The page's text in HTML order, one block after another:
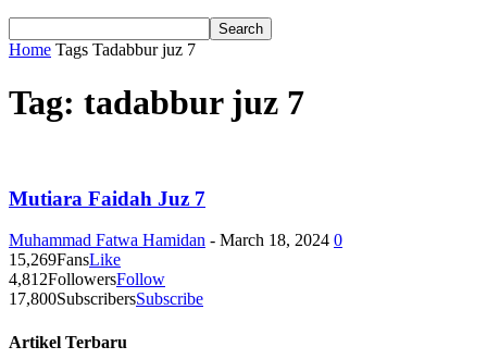
Home Tags Tadabbur juz 7
Tag: tadabbur juz 7
Mutiara Faidah Juz 7
Muhammad Fatwa Hamidan - March 18, 2024 0
15,269FansLike
4,812FollowersFollow
17,800SubscribersSubscribe
Artikel Terbaru